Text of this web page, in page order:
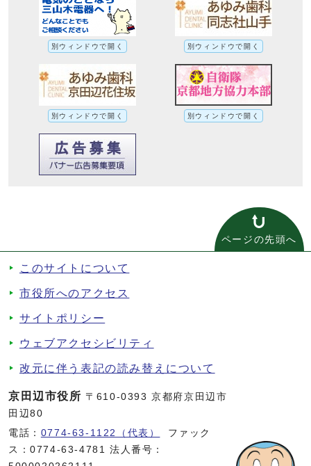
別ウィンドウで開く 別ウィンドウで開く
別ウィンドウで開く 別ウィンドウで開く
ページの先頭へ
このサイトについて
市役所へのアクセス
サイトポリシー
ウェブアクセシビリティ
改元に伴う表記の読み替えについて
京田辺市役所 〒610-0393 京都府京田辺市
田辺80
電話： 0774-63-1122（代表）
ファック
ス：0774-63-4781 法人番号：